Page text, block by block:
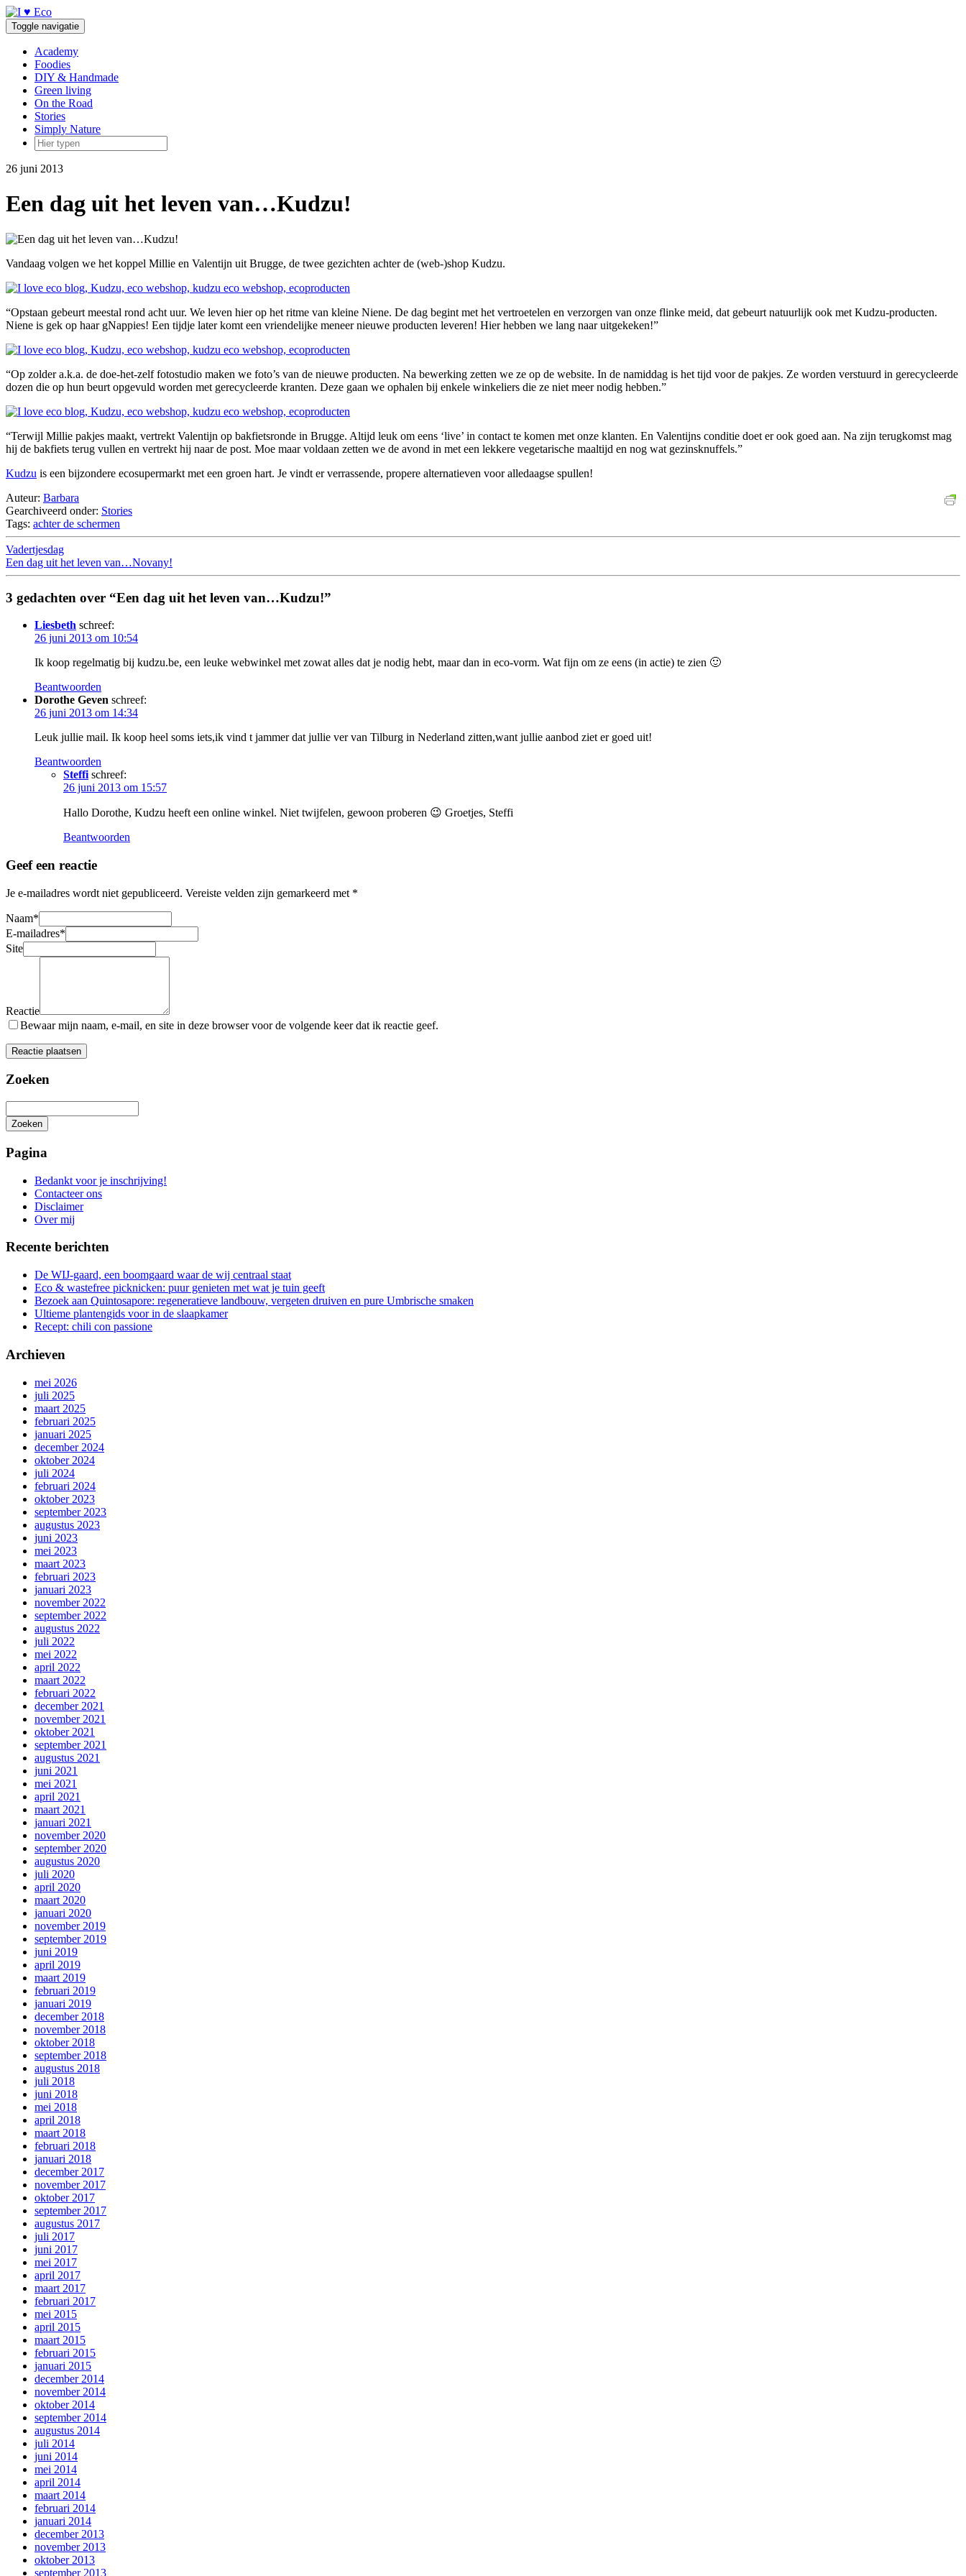
Doorgaan
naar
inhoud
Toggle navigatie
Academy
Foodies
DIY & Handmade
Green living
On the Road
Stories
Simply Nature
26 juni 2013
Een dag uit het leven van…Kudzu!
Vandaag volgen we het koppel Millie en Valentijn uit Brugge, de twee gezichten achter de (web-)shop Kudzu.
“Opstaan gebeurt meestal rond acht uur. We leven hier op het ritme van kleine Niene. De dag begint met het vertroetelen en verzorgen van onze flinke meid, dat gebeurt natuurlijk ook met Kudzu-producten.
Niene is gek op haar gNappies! Een tijdje later komt een vriendelijke meneer nieuwe producten leveren! Hier hebben we lang naar uitgekeken!”
“Op zolder a.k.a. de doe-het-zelf fotostudio maken we foto’s van de nieuwe producten. Na bewerking zetten we ze op de website. In de namiddag is het tijd voor de pakjes. Ze worden verstuurd in gerecycleerde
dozen die op hun beurt opgevuld worden met gerecycleerde kranten. Deze gaan we ophalen bij enkele winkeliers die ze niet meer nodig hebben.”
“Terwijl Millie pakjes maakt, vertrekt Valentijn op bakfietsronde in Brugge. Altijd leuk om eens ‘live’ in contact te komen met onze klanten. En Valentijns conditie doet er ook goed aan. Na zijn terugkomst mag
hij de bakfiets terug vullen en vertrekt hij naar de post. Moe maar voldaan zetten we de avond in met een lekkere vegetarische maaltijd en nog wat gezinsknuffels.”
Kudzu is een bijzondere ecosupermarkt met een groen hart. Je vindt er verrassende, propere alternatieven voor alledaagse spullen!
Auteur: Barbara
Gearchiveerd onder: Stories
Tags: achter de schermen
Vadertjesdag
Een dag uit het leven van…Novany!
3 gedachten over “Een dag uit het leven van…Kudzu!”
Liesbeth schreef:
26 juni 2013 om 10:54
Ik koop regelmatig bij kudzu.be, een leuke webwinkel met zowat alles dat je nodig hebt, maar dan in eco-vorm. Wat fijn om ze eens (in actie) te zien 🙂
Beantwoorden
Dorothe Geven schreef:
26 juni 2013 om 14:34
Leuk jullie mail. Ik koop heel soms iets,ik vind t jammer dat jullie ver van Tilburg in Nederland zitten,want jullie aanbod ziet er goed uit!
Beantwoorden
Steffi schreef:
26 juni 2013 om 15:57
Hallo Dorothe, Kudzu heeft een online winkel. Niet twijfelen, gewoon proberen 😉 Groetjes, Steffi
Beantwoorden
Geef een reactie
Je e-mailadres wordt niet gepubliceerd. Vereiste velden zijn gemarkeerd met *
Naam*
E-mailadres*
Site
Reactie
Bewaar mijn naam, e-mail, en site in deze browser voor de volgende keer dat ik reactie geef.
Zoeken
Zoeken
zoeken
Pagina
Bedankt voor je inschrijving!
Contacteer ons
Disclaimer
Over mij
Recente berichten
De WIJ-gaard, een boomgaard waar de wij centraal staat
Eco & wastefree picknicken: puur genieten met wat je tuin geeft
Bezoek aan Quintosapore: regeneratieve landbouw, vergeten druiven en pure Umbrische smaken
Ultieme plantengids voor in de slaapkamer
Recept: chili con passione
Archieven
mei 2026
juli 2025
maart 2025
februari 2025
januari 2025
december 2024
oktober 2024
juli 2024
februari 2024
oktober 2023
september 2023
augustus 2023
juni 2023
mei 2023
maart 2023
februari 2023
januari 2023
november 2022
september 2022
augustus 2022
juli 2022
mei 2022
april 2022
maart 2022
februari 2022
december 2021
november 2021
oktober 2021
september 2021
augustus 2021
juni 2021
mei 2021
april 2021
maart 2021
januari 2021
november 2020
september 2020
augustus 2020
juli 2020
april 2020
maart 2020
januari 2020
november 2019
september 2019
juni 2019
april 2019
maart 2019
februari 2019
januari 2019
december 2018
november 2018
oktober 2018
september 2018
augustus 2018
juli 2018
juni 2018
mei 2018
april 2018
maart 2018
februari 2018
januari 2018
december 2017
november 2017
oktober 2017
september 2017
augustus 2017
juli 2017
juni 2017
mei 2017
april 2017
maart 2017
februari 2017
mei 2015
april 2015
maart 2015
februari 2015
januari 2015
december 2014
november 2014
oktober 2014
september 2014
augustus 2014
juli 2014
juni 2014
mei 2014
april 2014
maart 2014
februari 2014
januari 2014
december 2013
november 2013
oktober 2013
september 2013